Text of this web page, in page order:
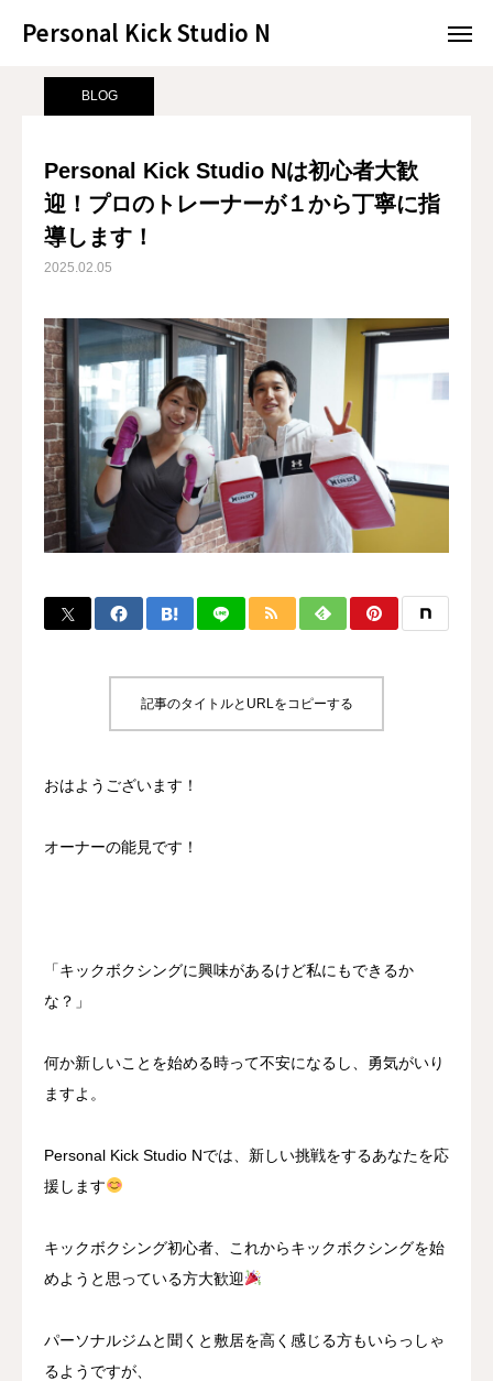
Personal Kick Studio N
サンプルページ BLOG Personal Kick Studio Nは初心者大歓迎！プロのトレーナーが１から丁寧に指導します！
BLOG
Personal Kick Studio Nは初心者大歓
迎！プロのトレーナーが１から丁寧に指
導します！
2025.02.05
記事のタイトルとURLをコピーする
おはようございます！
オーナーの能見です！
「キックボクシングに興味があるけど私にもできるか
な？」
何か新しいことを始める時って不安になるし、勇気がいり
ますよ。
Personal Kick Studio Nでは、新しい挑戦をするあなたを応
援します
キックボクシング初心者、これからキックボクシングを始
めようと思っている方大歓迎
パーソナルジムと聞くと敷居を高く感じる方もいらっしゃ
るようですが、
Personal Kick Studio N
BLOG CONTACT
ホットペッパー
CONCEPT
MENU
ACCESS
BLOG